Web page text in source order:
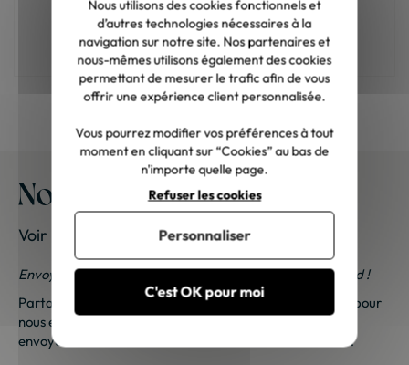
Comment aménager sa salle à manger ?
Nos meubles chez vous
Voir les photos de nos clients
Envoyez-nous vos photos ; une petite surprise vous attend !
Partagez vos photos et recevez une surprise !
pour
nous envoyer vos photos. Une petite attention vous sera
envoyée sous 48h à 72h ouvrées. Merci de votre fidélité !
Nous utilisons des cookies fonctionnels et
d’autres technologies nécessaires à la
navigation sur notre site. Nos partenaires et
nous-mêmes utilisons également des cookies
permettant de mesurer le trafic afin de vous
offrir une expérience client personnalisée.
Vous pourrez modifier vos préférences à tout
moment en cliquant sur “Cookies” au bas de
n'importe quelle page.
C'est OK pour moi
Refuser les cookies
Personnaliser